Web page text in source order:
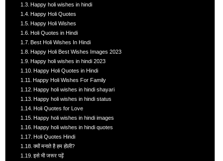
Happy holi wishes in hindi
Happy Holi Quotes
Happy Holi Wishes
Holi Quotes in Hindi
Best Holi Wishes In Hindi
Happy Holi Best Wishes Images 2023
Happy holi wishes in hindi 2023
Happy Holi Quotes in Hindi
Happy Holi Wishes For Family
Happy holi wishes in hindi shayari
Happy holi wishes in hindi status
Holi Quotes for Love
Happy holi wishes in hindi images
Happy holi wishes in hindi quotes
Holi Quotes Hindi
क्यों मनाते है हम होली?
इसे भी जरूर पढ़ें